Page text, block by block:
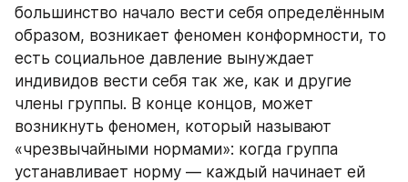
большинство начало вести себя определённым
образом, возникает феномен конформности, то
есть социальное давление вынуждает
индивидов вести себя так же, как и другие
члены группы. В конце концов, может
возникнуть феномен, который называют
«чрезвычайными нормами»: когда группа
устанавливает норму — каждый начинает ей